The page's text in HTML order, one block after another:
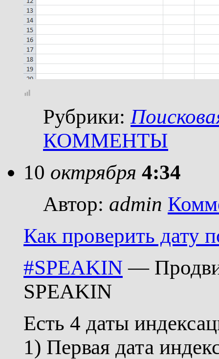
Рубрики:
КОММЕНТЫ
10 октрября 4:34
Автор: admin
Как проверить дату
#SPEAKIN —
SPEAKIN
Есть 4 даты
1) Первая дата